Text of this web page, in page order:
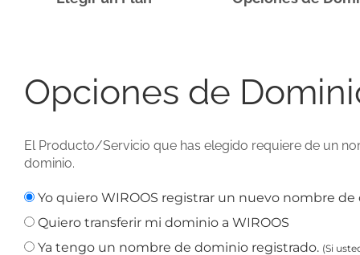
Opciones de
El Producto/Servicio que has elegido requiere de un
dominio.
Yo quiero WIROOS registrar un nuevo nombre de
Quiero transferir mi dominio a WIROOS
Ya tengo un nombre de dominio registrado. (Si